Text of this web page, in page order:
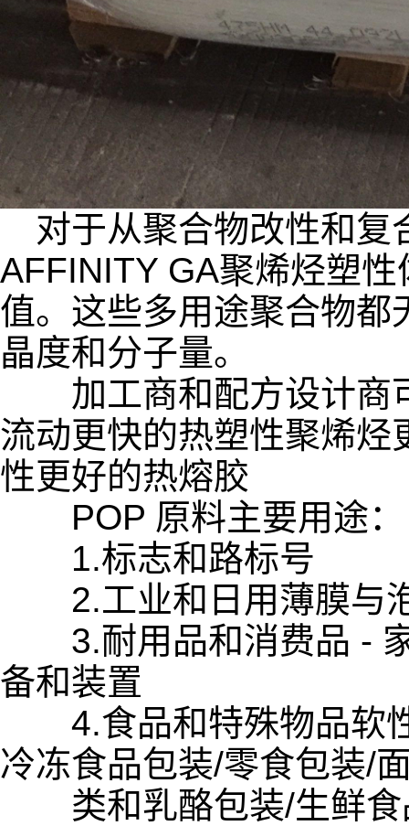
对于从聚合物改性和复
AFFINITY GA聚烯烃塑
值。这些多用途聚合物
晶度和分子量。
加工商和配方设计商
流动更快的热塑性聚烯烃
性更好的热熔胶
POP 原料主要用途：
1.标志和路标号
2.工业和日用薄膜与泡
3.耐用品和消费品 - 家
备和装置
4.食品和特殊物品软性
冷冻食品包装/零食包装/
类和乳酪包装/生鲜食